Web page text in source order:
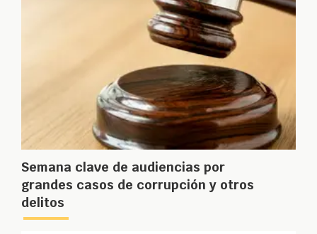
Semana clave de audiencias por
grandes casos de corrupción y otros
delitos